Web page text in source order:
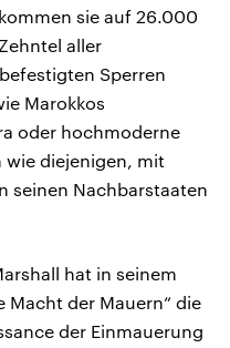
sie auf 26.000
aller
Sperren
Marokkos
oder hochmoderne
wie diejenigen, mit
seinen Nachbarstaaten
hat in seinem
Macht der Mauern“ die
der Einmauerung